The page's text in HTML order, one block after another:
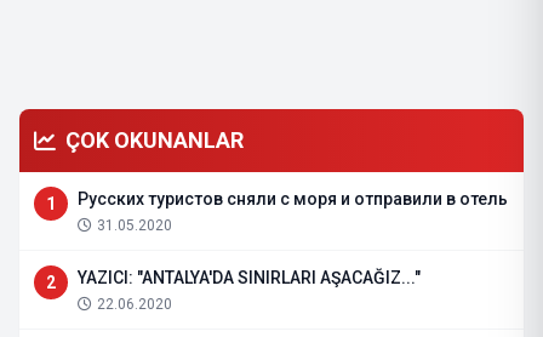
ÇOK OKUNANLAR
1 Русских туристов сняли с моря и отправили в отель
31.05.2020
2 YAZICI: "ANTALYA'DA SINIRLARI AŞACAĞIZ..."
22.06.2020